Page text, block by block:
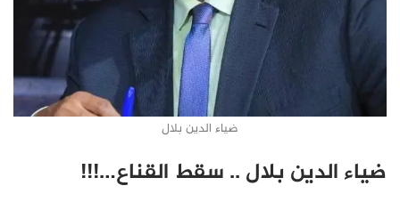
ضياء الدين بلال
ضياء الدين بلال .. سقط القناع…!!!